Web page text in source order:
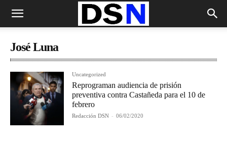
José Luna
Uncategorized
Reprograman audiencia de prisión
preventiva contra Castañeda para el 10 de
febrero
Redacción DSN - 06/02/2020